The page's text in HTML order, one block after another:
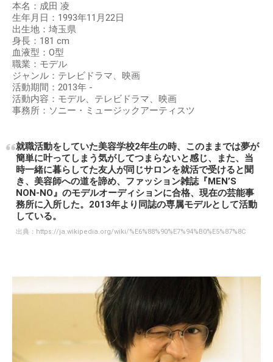
本名：成田 凌
生年月日：1993年11月22日
出生地：埼玉県
身長：181 cm
血液型：O型
職業：モデル
ジャンル：テレビドラマ、映画
活動期間：2013年 -
活動内容：モデル、テレビドラマ、映画
事務所：ソニー・ミュージックアーティスツ
就職活動をしていた美容学校2年生の時、このままでは夢が
簡単に叶ってしまう気がしてつまらないと感じ、また、当
時一緒に暮らしてた友人が同じサロンを就活で受けると聞
き、美容師への道を諦め、ファッション雑誌『MEN’S
NON-NO』のモデルオーディションに合格、現在の芸能事
務所に入所した。2013年より同誌の専属モデルとして活動
している。
出典： https://ja.wikipedia.org/wiki/%E6%88%90%E7%94%B0%E5%87%8C